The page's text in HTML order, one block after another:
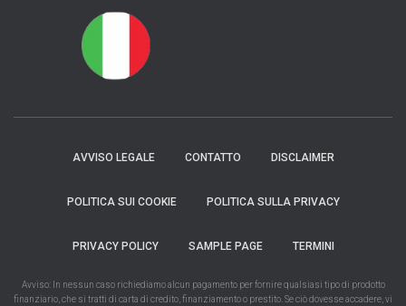
AVVISO LEGALE CONTATTO DISCLAIMER
POLITICA SUI COOKIE POLITICA SULLA PRIVACY
PRIVACY POLICY SAMPLE PAGE TERMINI
Avviso: In nessun caso richiediamo alcun pagamento per fornire qualsiasi tipo di prodotto
finanziario, che si tratti di carta di credito, finanziamento o prestito. Se ciò dovesse accadere, vi